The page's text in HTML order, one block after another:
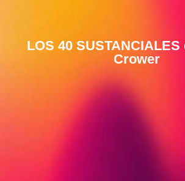
LOS 40
Crower